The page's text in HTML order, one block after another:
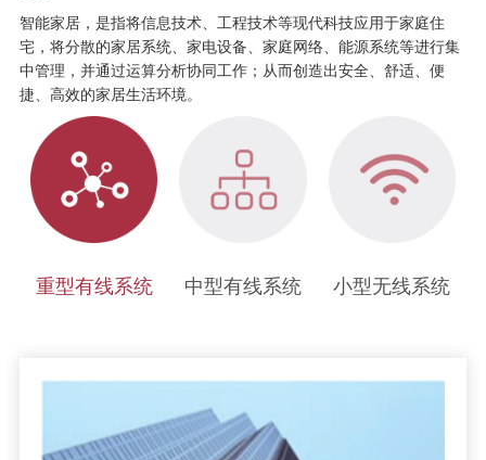
智能家居，是指将信息技术、工程技术等现代科技应用于家庭住
宅，将分散的家居系统、家电设备、家庭网络、能源系统等进行集
中管理，并通过运算分析协同工作；从而创造出安全、舒适、便
捷、高效的家居生活环境。
重型有线系统 中型有线系统 小型无线系统